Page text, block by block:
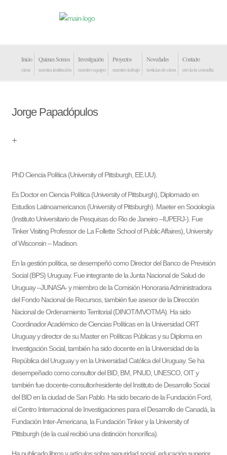
Inicio
ciesu
Quienes Somos
nuestra institución
Investigación
nuestro equipo
Proyectos
nuestro trabajo
Novedades
noticias de ciesu
Contacto
envía tu consulta
Jorge Papadópulos
PhD Ciencia Política (University of Pittsburgh, EE.UU).
Es Doctor en Ciencia Política (University of Pittsburgh), Diplomado en
Estudios Latinoamericanos (University of Pittsburgh). Maeter en Sociología
(Instituto Universitario de Pesquisas do Rio de Janeiro –IUPERJ-). Fue
Tinker Visiting Professor de La Follette School of Public Affaires), University
of Wisconsin – Madison.
En la gestión política, se desempeñó como Director del Banco de Previsión
Social (BPS) Uruguay. Fue integrante de la Junta Nacional de Salud de
Uruguay –JUNASA- y miembro de la Comisión Honoraria Administradora
del Fondo Nacional de Recursos, también fue asesor de la Dirección
Nacional de Ordenamiento Territorial (DINOT/MVOTMA). Ha sido
Coordinador Académico de Ciencias Políticas en la Universidad ORT
Uruguay y director de su Master en Políticas Públicas y su Diploma en
Investigación Social, también ha sido docente en la Universidad de la
República del Uruguay y en la Universidad Católica del Uruguay. Se ha
desempeñado como consultor del BID, BM, PNUD, UNESCO, OIT y
también fue docente-consultor/residente del Instituto de Desarrollo Social
del BID en la ciudad de San Pablo. Ha sido becario de la Fundación Ford,
el Centro Internacional de Investigaciones para el Desarrollo de Canadá, la
Fundación Inter-Americana, la Fundación Tinker y la University of
Pittsburgh (de la cual recibió una distinción honorífica).